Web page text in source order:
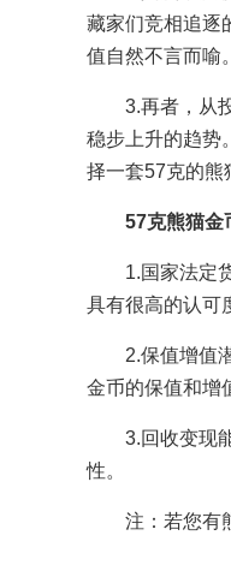
藏家们竞相追逐
值自然不言而喻
3.再者，从
稳步上升的趋势
择一套57克的熊
57克熊猫金
1.国家法定
具有很高的认可
2.保值增值
金币的保值和增
3.回收变现
性。
注：若您有